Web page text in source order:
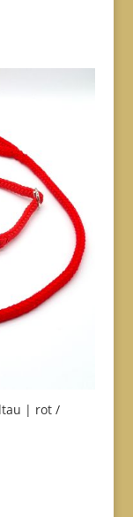
| rot /